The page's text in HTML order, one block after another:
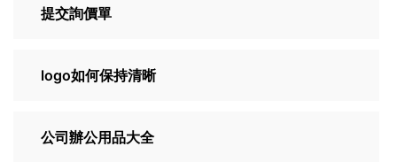
提交詢價單
logo如何保持清晰
公司辦公用品大全